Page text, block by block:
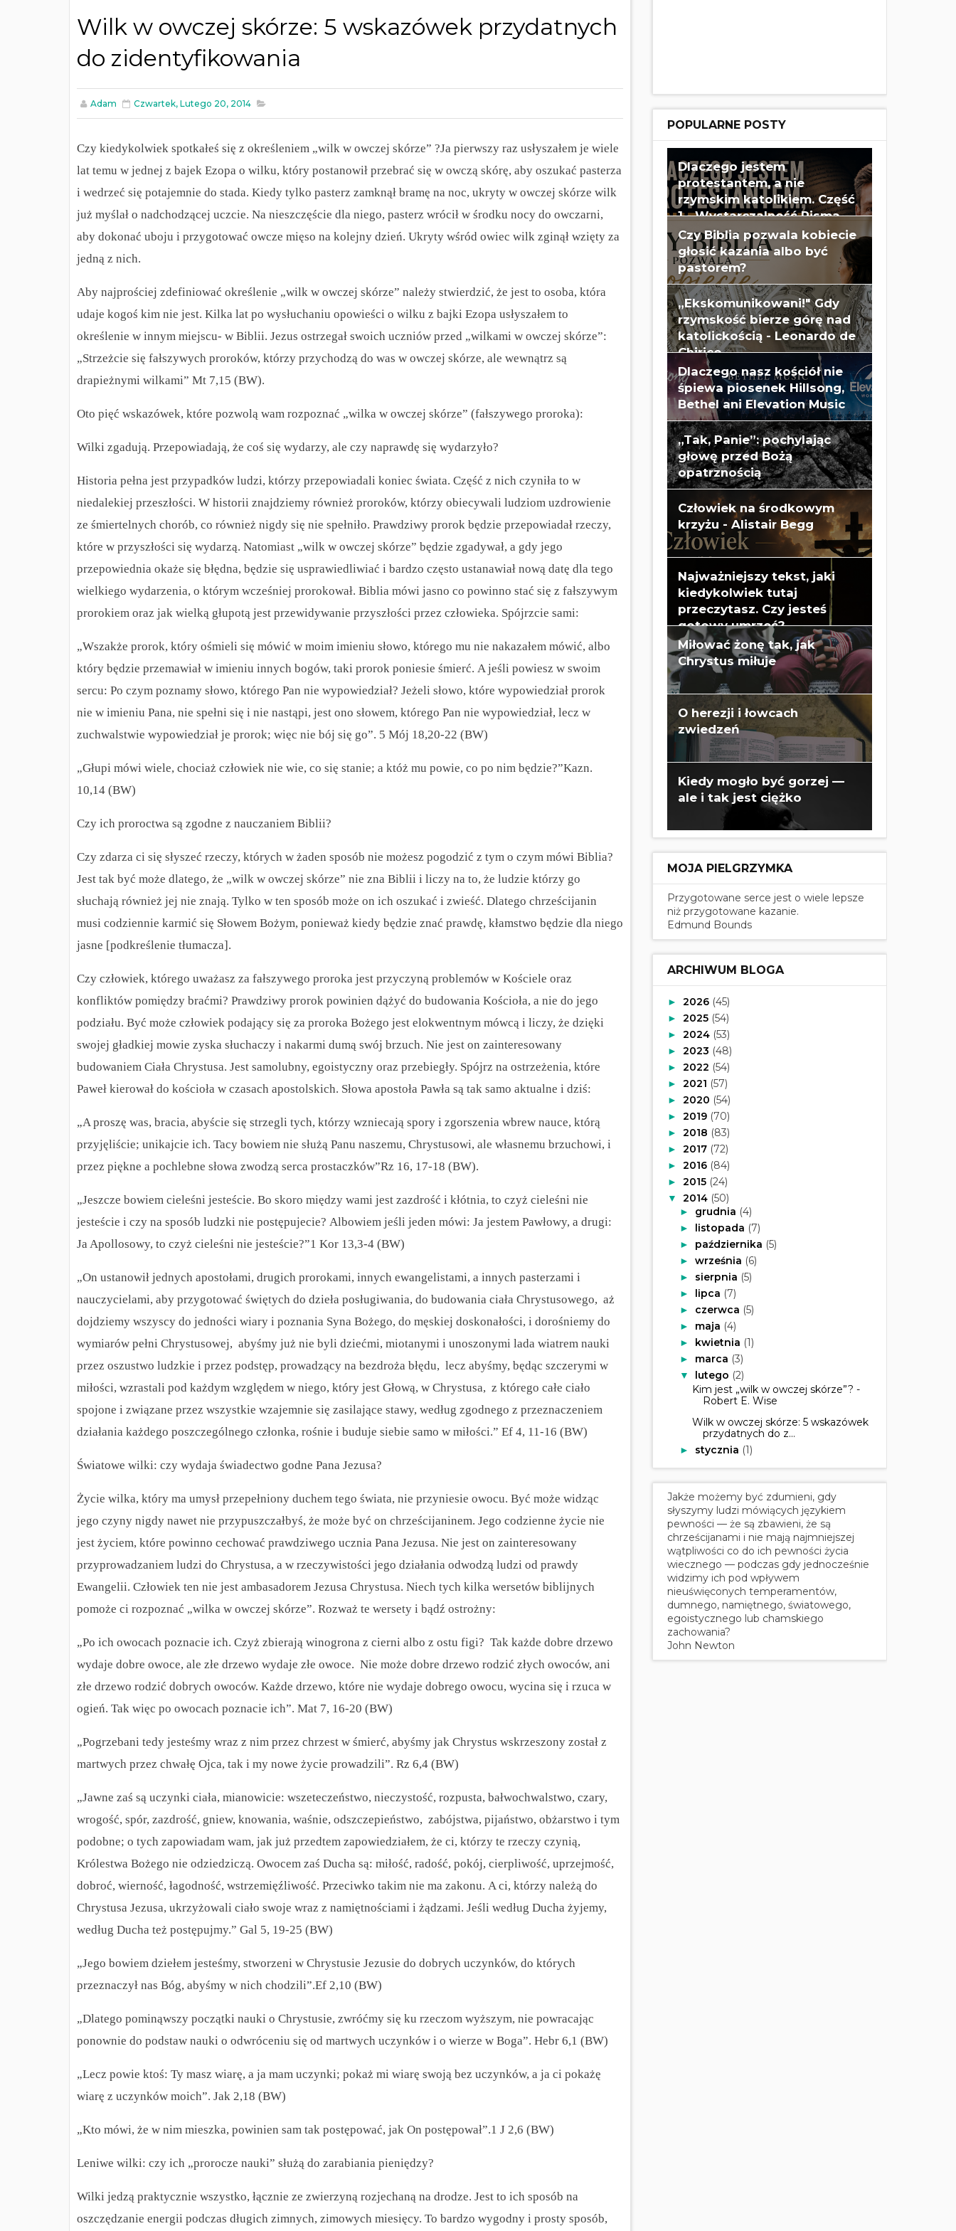
Wilk w owczej skórze: 5 wskazówek przydatnych
do zidentyfikowania
Adam Czwartek, Lutego 20, 2014
Czy kiedykolwiek spotkałeś się z określeniem „wilk w owczej skórze” ?Ja pierwszy raz usłyszałem je wiele
lat temu w jednej z bajek Ezopa o wilku, który postanowił przebrać się w owczą skórę, aby oszukać pasterza
i wedrzeć się potajemnie do stada. Kiedy tylko pasterz zamknął bramę na noc, ukryty w owczej skórze wilk
już myślał o nadchodzącej uczcie. Na nieszczęście dla niego, pasterz wrócił w środku nocy do owczarni,
aby dokonać uboju i przygotować owcze mięso na kolejny dzień. Ukryty wśród owiec wilk zginął wzięty za
jedną z nich.
Aby najprościej zdefiniować określenie „wilk w owczej skórze” należy stwierdzić, że jest to osoba, która
udaje kogoś kim nie jest. Kilka lat po wysłuchaniu opowieści o wilku z bajki Ezopa usłyszałem to
określenie w innym miejscu- w Biblii. Jezus ostrzegał swoich uczniów przed „wilkami w owczej skórze”:
„Strzeżcie się fałszywych proroków, którzy przychodzą do was w owczej skórze, ale wewnątrz są
drapieżnymi wilkami” Mt 7,15 (BW).
Oto pięć wskazówek, które pozwolą wam rozpoznać „wilka w owczej skórze” (fałszywego proroka):
Wilki zgadują. Przepowiadają, że coś się wydarzy, ale czy naprawdę się wydarzyło?
Historia pełna jest przypadków ludzi, którzy przepowiadali koniec świata. Część z nich czyniła to w
niedalekiej przeszłości. W historii znajdziemy również proroków, którzy obiecywali ludziom uzdrowienie
ze śmiertelnych chorób, co również nigdy się nie spełniło. Prawdziwy prorok będzie przepowiadał rzeczy,
które w przyszłości się wydarzą. Natomiast „wilk w owczej skórze” będzie zgadywał, a gdy jego
przepowiednia okaże się błędna, będzie się usprawiedliwiać i bardzo często ustanawiał nową datę dla tego
wielkiego wydarzenia, o którym wcześniej prorokował. Biblia mówi jasno co powinno stać się z fałszywym
prorokiem oraz jak wielką głupotą jest przewidywanie przyszłości przez człowieka. Spójrzcie sami:
„Wszakże prorok, który ośmieli się mówić w moim imieniu słowo, którego mu nie nakazałem mówić, albo
który będzie przemawiał w imieniu innych bogów, taki prorok poniesie śmierć. A jeśli powiesz w swoim
sercu: Po czym poznamy słowo, którego Pan nie wypowiedział? Jeżeli słowo, które wypowiedział prorok
nie w imieniu Pana, nie spełni się i nie nastąpi, jest ono słowem, którego Pan nie wypowiedział, lecz w
zuchwalstwie wypowiedział je prorok; więc nie bój się go”. 5 Mój 18,20-22 (BW)
„Głupi mówi wiele, chociaż człowiek nie wie, co się stanie; a któż mu powie, co po nim będzie?”Kazn.
10,14 (BW)
Czy ich proroctwa są zgodne z nauczaniem Biblii?
Czy zdarza ci się słyszeć rzeczy, których w żaden sposób nie możesz pogodzić z tym o czym mówi Biblia?
Jest tak być może dlatego, że „wilk w owczej skórze” nie zna Biblii i liczy na to, że ludzie którzy go
słuchają również jej nie znają. Tylko w ten sposób może on ich oszukać i zwieść. Dlatego chrześcijanin
musi codziennie karmić się Słowem Bożym, ponieważ kiedy będzie znać prawdę, kłamstwo będzie dla niego
jasne [podkreślenie tłumacza].
Czy człowiek, którego uważasz za fałszywego proroka jest przyczyną problemów w Kościele oraz
konfliktów pomiędzy braćmi? Prawdziwy prorok powinien dążyć do budowania Kościoła, a nie do jego
podziału. Być może człowiek podający się za proroka Bożego jest elokwentnym mówcą i liczy, że dzięki
swojej gładkiej mowie zyska słuchaczy i nakarmi dumą swój brzuch. Nie jest on zainteresowany
budowaniem Ciała Chrystusa. Jest samolubny, egoistyczny oraz przebiegły. Spójrz na ostrzeżenia, które
Paweł kierował do kościoła w czasach apostolskich. Słowa apostoła Pawła są tak samo aktualne i dziś:
„A proszę was, bracia, abyście się strzegli tych, którzy wzniecają spory i zgorszenia wbrew nauce, którą
przyjęliście; unikajcie ich. Tacy bowiem nie służą Panu naszemu, Chrystusowi, ale własnemu brzuchowi, i
przez piękne a pochlebne słowa zwodzą serca prostaczków”Rz 16, 17-18 (BW).
„Jeszcze bowiem cieleśni jesteście. Bo skoro między wami jest zazdrość i kłótnia, to czyż cieleśni nie
jesteście i czy na sposób ludzki nie postępujecie? Albowiem jeśli jeden mówi: Ja jestem Pawłowy, a drugi:
Ja Apollosowy, to czyż cieleśni nie jesteście?”1 Kor 13,3-4 (BW)
„On ustanowił jednych apostołami, drugich prorokami, innych ewangelistami, a innych pasterzami i
nauczycielami, aby przygotować świętych do dzieła posługiwania, do budowania ciała Chrystusowego, aż
dojdziemy wszyscy do jedności wiary i poznania Syna Bożego, do męskiej doskonałości, i dorośniemy do
wymiarów pełni Chrystusowej, abyśmy już nie byli dziećmi, miotanymi i unoszonymi lada wiatrem nauki
przez oszustwo ludzkie i przez podstęp, prowadzący na bezdroża błędu, lecz abyśmy, będąc szczerymi w
miłości, wzrastali pod każdym względem w niego, który jest Głową, w Chrystusa, z którego całe ciało
spojone i związane przez wszystkie wzajemnie się zasilające stawy, według zgodnego z przeznaczeniem
działania każdego poszczególnego członka, rośnie i buduje siebie samo w miłości.” Ef 4, 11-16 (BW)
Światowe wilki: czy wydaja świadectwo godne Pana Jezusa?
Życie wilka, który ma umysł przepełniony duchem tego świata, nie przyniesie owocu. Być może widząc
jego czyny nigdy nawet nie przypuszczałbyś, że może być on chrześcijaninem. Jego codzienne życie nie
jest życiem, które powinno cechować prawdziwego ucznia Pana Jezusa. Nie jest on zainteresowany
przyprowadzaniem ludzi do Chrystusa, a w rzeczywistości jego działania odwodzą ludzi od prawdy
Ewangelii. Człowiek ten nie jest ambasadorem Jezusa Chrystusa. Niech tych kilka wersetów biblijnych
pomoże ci rozpoznać „wilka w owczej skórze”. Rozważ te wersety i bądź ostrożny:
„Po ich owocach poznacie ich. Czyż zbierają winogrona z cierni albo z ostu figi? Tak każde dobre drzewo
wydaje dobre owoce, ale złe drzewo wydaje złe owoce. Nie może dobre drzewo rodzić złych owoców, ani
złe drzewo rodzić dobrych owoców. Każde drzewo, które nie wydaje dobrego owocu, wycina się i rzuca w
ogień. Tak więc po owocach poznacie ich”. Mat 7, 16-20 (BW)
„Pogrzebani tedy jesteśmy wraz z nim przez chrzest w śmierć, abyśmy jak Chrystus wskrzeszony został z
martwych przez chwałę Ojca, tak i my nowe życie prowadzili”. Rz 6,4 (BW)
„Jawne zaś są uczynki ciała, mianowicie: wszeteczeństwo, nieczystość, rozpusta, bałwochwalstwo, czary,
wrogość, spór, zazdrość, gniew, knowania, waśnie, odszczepieństwo, zabójstwa, pijaństwo, obżarstwo i tym
podobne; o tych zapowiadam wam, jak już przedtem zapowiedziałem, że ci, którzy te rzeczy czynią,
Królestwa Bożego nie odziedziczą. Owocem zaś Ducha są: miłość, radość, pokój, cierpliwość, uprzejmość,
dobroć, wierność, łagodność, wstrzemięźliwość. Przeciwko takim nie ma zakonu. A ci, którzy należą do
Chrystusa Jezusa, ukrzyżowali ciało swoje wraz z namiętnościami i żądzami. Jeśli według Ducha żyjemy,
według Ducha też postępujmy.” Gal 5, 19-25 (BW)
„Jego bowiem dziełem jesteśmy, stworzeni w Chrystusie Jezusie do dobrych uczynków, do których
przeznaczył nas Bóg, abyśmy w nich chodzili”.Ef 2,10 (BW)
„Dlatego pominąwszy początki nauki o Chrystusie, zwróćmy się ku rzeczom wyższym, nie powracając
ponownie do podstaw nauki o odwróceniu się od martwych uczynków i o wierze w Boga”. Hebr 6,1 (BW)
„Lecz powie ktoś: Ty masz wiarę, a ja mam uczynki; pokaż mi wiarę swoją bez uczynków, a ja ci pokażę
wiarę z uczynków moich”. Jak 2,18 (BW)
„Kto mówi, że w nim mieszka, powinien sam tak postępować, jak On postępował”.1 J 2,6 (BW)
Leniwe wilki: czy ich „prorocze nauki” służą do zarabiania pieniędzy?
Wilki jedzą praktycznie wszystko, łącznie ze zwierzyną rozjechaną na drodze. Jest to ich sposób na
oszczędzanie energii podczas długich zimnych, zimowych miesięcy. To bardzo wygodny i prosty sposób,
POPULARNE POSTY
Dlaczego jestem
protestantem, a nie
rzymskim katolikiem. Część
1 - Wystarczalność Pisma
Świętego - Wes Huff
Czy Biblia pozwala kobiecie
głosić kazania albo być
pastorem?
„Ekskomunikowani!" Gdy
rzymskość bierze górę nad
katolickością - Leonardo de
Chirico
Dlaczego nasz kościół nie
śpiewa piosenek Hillsong,
Bethel ani Elevation Music
„Tak, Panie”: pochylając
głowę przed Bożą
opatrznością
Człowiek na środkowym
krzyżu - Alistair Begg
Najważniejszy tekst, jaki
kiedykolwiek tutaj
przeczytasz. Czy jesteś
gotowy umrzeć?
Miłować żonę tak, jak
Chrystus miłuje
O herezji i łowcach
zwiedzeń
Kiedy mogło być gorzej —
ale i tak jest ciężko
MOJA PIELGRZYMKA
Przygotowane serce jest o wiele lepsze
niż przygotowane kazanie.
Edmund Bounds
ARCHIWUM BLOGA
► 2026 (45)
► 2025 (54)
► 2024 (53)
► 2023 (48)
► 2022 (54)
► 2021 (57)
► 2020 (54)
► 2019 (70)
► 2018 (83)
► 2017 (72)
► 2016 (84)
► 2015 (24)
▼ 2014 (50)
► grudnia (4)
► listopada (7)
► października (5)
► września (6)
► sierpnia (5)
► lipca (7)
► czerwca (5)
► maja (4)
► kwietnia (1)
► marca (3)
▼ lutego (2)
Kim jest „wilk w owczej skórze”? -
Robert E. Wise
Wilk w owczej skórze: 5 wskazówek
przydatnych do z...
► stycznia (1)
Jakże możemy być zdumieni, gdy
słyszymy ludzi mówiących językiem
pewności — że są zbawieni, że są
chrześcijanami i nie mają najmniejszej
wątpliwości co do ich pewności życia
wiecznego — podczas gdy jednocześnie
widzimy ich pod wpływem
nieuświęconych temperamentów,
dumnego, namiętnego, światowego,
egoistycznego lub chamskiego
zachowania?
John Newton